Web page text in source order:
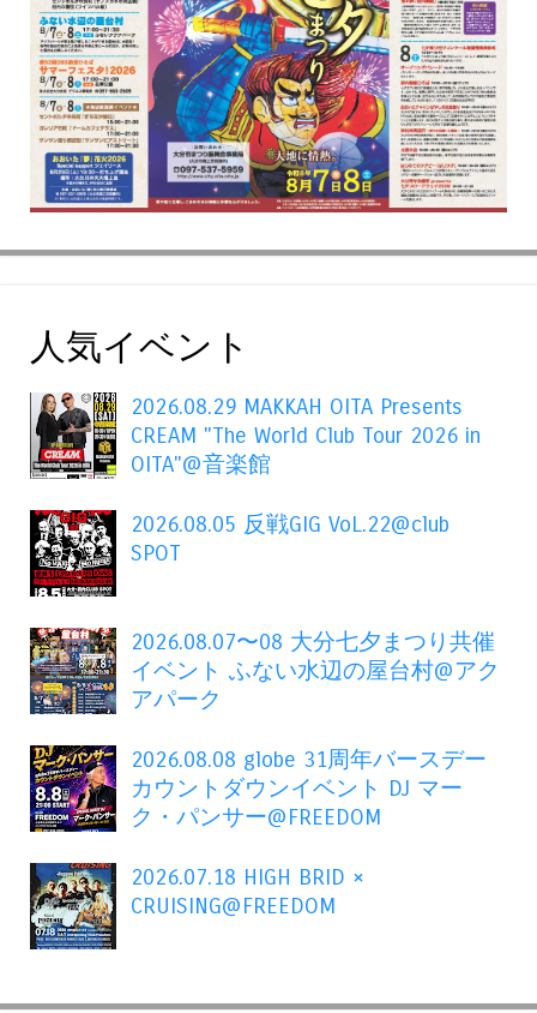
人気イベント
2026.08.29 MAKKAH OITA Presents
CREAM "The World Club Tour 2026 in
OITA"@音楽館
2026.08.05 反戦GIG VoL.22@club
SPOT
2026.08.07〜08 大分七夕まつり共催
イベント ふない水辺の屋台村@アク
アパーク
2026.08.08 globe 31周年バースデー
カウントダウンイベント DJ マー
ク・パンサー@FREEDOM
2026.07.18 HIGH BRID ×
CRUISING@FREEDOM